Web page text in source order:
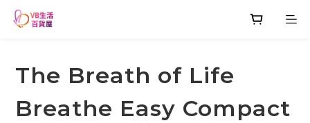
The Breath of Life
Breathe Easy Compact